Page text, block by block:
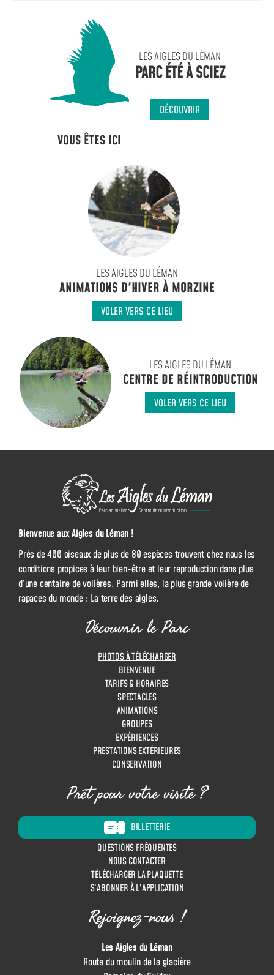
VOUS ÊTES ICI
LES AIGLES DU LÉMAN
PARC ÉTÉ À SCIEZ
DÉCOUVRIR
LES AIGLES DU LÉMAN
ANIMATIONS D'HIVER À MORZINE
VOLER VERS CE LIEU
LES AIGLES DU LÉMAN
CENTRE DE RÉINTRODUCTION
VOLER VERS CE LIEU
L
e
s
i
g
l
e
s
Bienvenue aux Aigles du Léman !
Près de 400 oiseaux de plus de 80 espèces trouvent chez nous les
conditions propices à leur bien-être et leur reproduction dans plus
d’une centaine de volières. Parmi elles, la plus grande volière de
rapaces du monde : La terre des aigles.
Découvrir le Parc
PHOTOS À TÉLÉCHARGER
BIENVENUE
TARIFS & HORAIRES
SPECTACLES
ANIMATIONS
GROUPES
EXPÉRIENCES
PRESTATIONS EXTÉRIEURES
CONSERVATION
Prêt pour votre visite ?
BILLETTERIE
QUESTIONS FRÉQUENTES
NOUS CONTACTER
TÉLÉCHARGER LA PLAQUETTE
S’ABONNER À L’APPLICATION
Rejoignez-nous !
Les Aigles du Léman
Route du moulin de la glacière